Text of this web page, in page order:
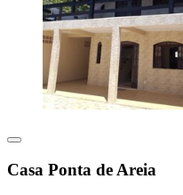
Casa Ponta de Areia